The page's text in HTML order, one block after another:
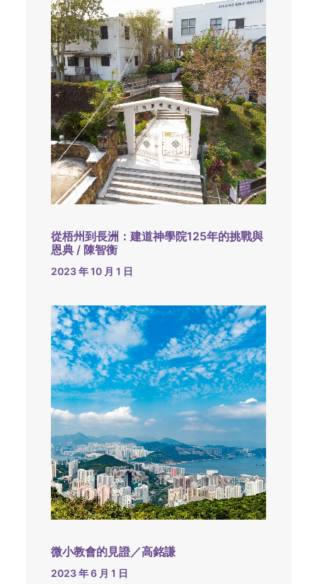
從梧州到長洲：建道神學院125年的挑戰與
恩典 / 陳智衡
2023 年 10 月 1 日
微小教會的見證／高銘謙
2023 年 6 月 1 日